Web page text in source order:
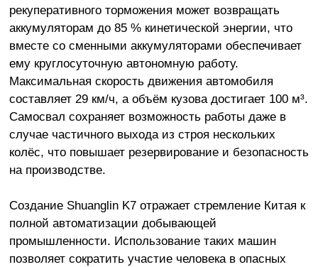
рекуперативного торможения может возвращать
аккумуляторам до 85 % кинетической энергии, что
вместе со сменными аккумуляторами обеспечивает
ему круглосуточную автономную работу.
Максимальная скорость движения автомобиля
составляет 29 км/ч, а объём кузова достигает 100 м³.
Самосвал сохраняет возможность работы даже в
случае частичного выхода из строя нескольких
колёс, что повышает резервирование и безопасность
на производстве.
Создание Shuanglin K7 отражает стремление Китая к
полной автоматизации добывающей
промышленности. Использование таких машин
позволяет сократить участие человека в опасных